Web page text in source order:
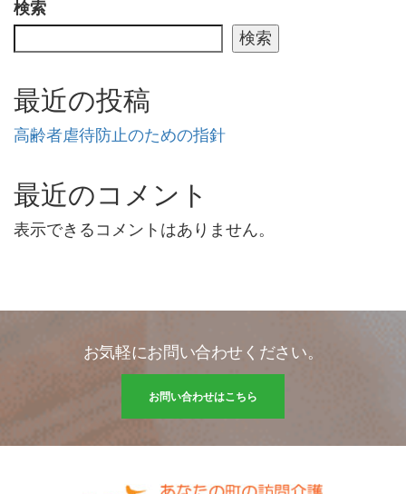
検索
検索
最近の投稿
高齢者虐待防止のための指針
最近のコメント
表示できるコメントはありません。
お気軽にお問い合わせください。
お問い合わせはこちら